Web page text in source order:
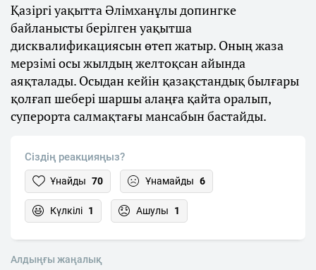
Қазіргі уақытта Әлімханұлы допингке
байланысты берілген уақытша
дисквалификациясын өтеп жатыр. Оның жаза
мерзімі осы жылдың желтоқсан айында
аяқталады. Осыдан кейін қазақстандық былғары
қолғап шебері шаршы алаңға қайта оралып,
суперорта салмақтағы мансабын бастайды.
Сіздің реакцияңыз?
Ұнайды 70 Ұнамайды 6
Күлкілі 1 Ашулы 1
Алдыңғы жаңалық